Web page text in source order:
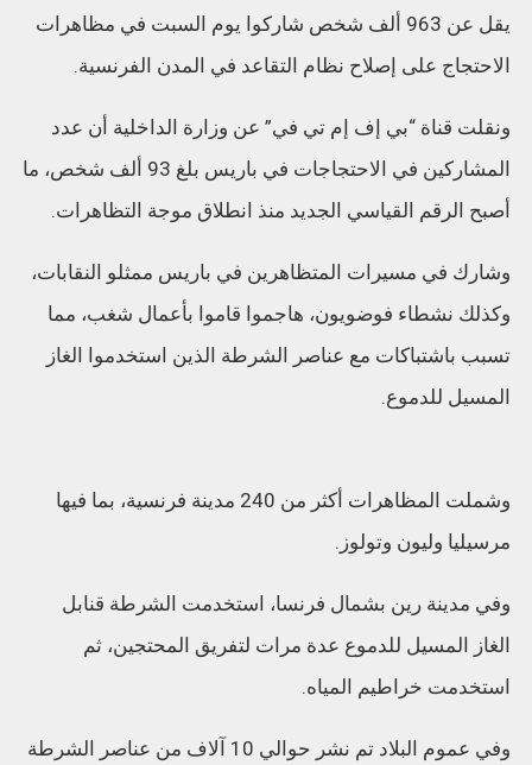
يقل عن 963 ألف شخص شاركوا يوم السبت في مظاهرات
الاحتجاج على إصلاح نظام التقاعد في المدن الفرنسية.
ونقلت قناة “بي إف إم تي في” عن وزارة الداخلية أن عدد
المشاركين في الاحتجاجات في باريس بلغ 93 ألف شخص، ما
أصبح الرقم القياسي الجديد منذ انطلاق موجة التظاهرات.
وشارك في مسيرات المتظاهرين في باريس ممثلو النقابات،
وكذلك نشطاء فوضويون، هاجموا قاموا بأعمال شغب، مما
تسبب باشتباكات مع عناصر الشرطة الذين استخدموا الغاز
المسيل للدموع.
وشملت المظاهرات أكثر من 240 مدينة فرنسية، بما فيها
مرسيليا وليون وتولوز.
وفي مدينة رين بشمال فرنسا، استخدمت الشرطة قنابل
الغاز المسيل للدموع عدة مرات لتفريق المحتجين، ثم
استخدمت خراطيم المياه.
وفي عموم البلاد تم نشر حوالي 10 آلاف من عناصر الشرطة